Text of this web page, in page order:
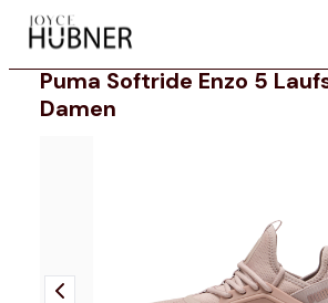
| Schuhe | PUMA Softride Enzo 5
Puma Softride Enzo 5
Damen